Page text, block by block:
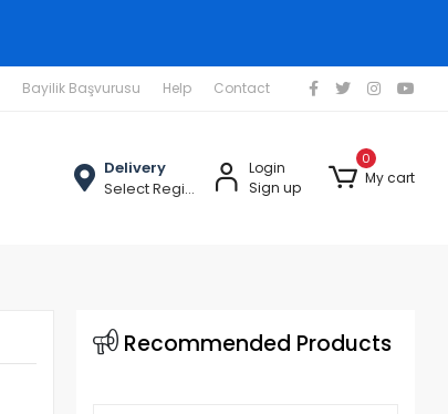
Bayilik Başvurusu Help Contact
Delivery
Select Region
Login
Sign up
0
My cart
Recommended Products